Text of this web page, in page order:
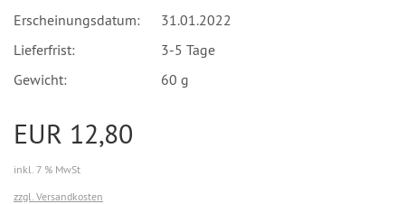
Erscheinungsdatum:
31.01.2022
Lieferfrist:
3-5 Tage
Gewicht:
60 g
EUR 12,80
inkl. 7 % MwSt
zzgl. Versandkosten